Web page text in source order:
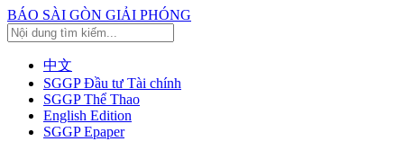
BÁO SÀI GÒN GIẢI PHÓNG
中文
SGGP Đầu tư Tài chính
SGGP Thể Thao
English Edition
SGGP Epaper